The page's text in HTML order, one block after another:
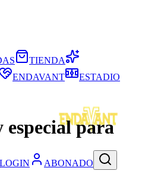
LOGIN ABONADO
TIENDA
ENDAVANT ESTADIO
para